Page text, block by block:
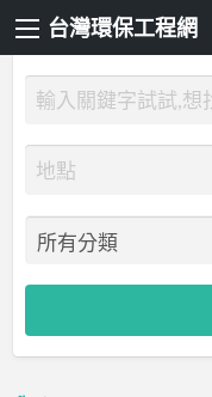
台灣環保工程網